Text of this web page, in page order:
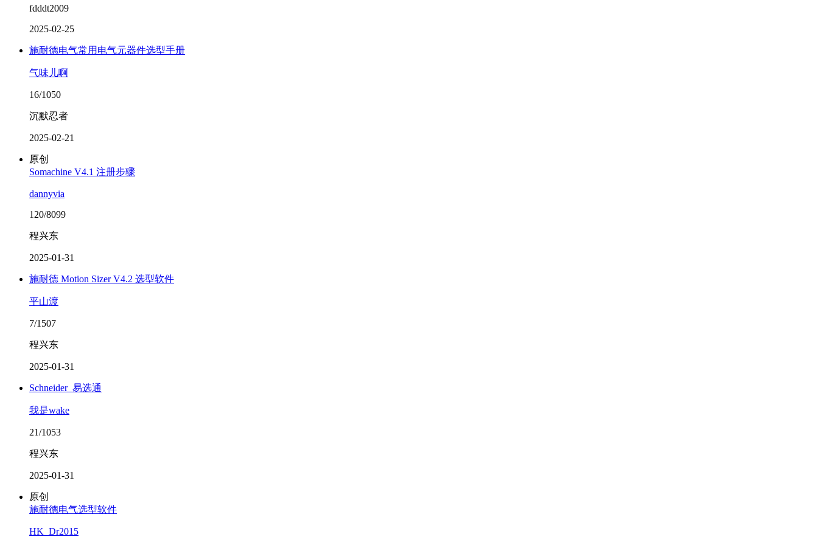
fdddt2009
2025-02-25
施耐德电气常用电气元器件选型手册
气味儿啊
16/1050
沉默忍者
2025-02-21
原创
Somachine V4.1 注册步骤
dannyvia
120/8099
程兴东
2025-01-31
施耐德 Motion Sizer V4.2 选型软件
平山渡
7/1507
程兴东
2025-01-31
Schneider_易选通
我是wake
21/1053
程兴东
2025-01-31
原创
施耐德电气选型软件
HK_Dr2015